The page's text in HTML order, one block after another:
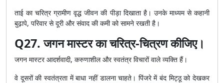
ताई का चरित्र ग्रामीण वृद्ध जीवन की पीड़ा दिखाता है। उनके माध्यम से कहानी
बुढ़ापे, परिवार से दूरी और संवाद की कमी को सामने रखती है।
Q27. जगन मास्टर का चरित्र-चित्रण कीजिए।
जगन मास्टर आदर्शवादी, करुणाशील और स्वतंत्र विचारों वाले व्यक्ति हैं।
वे दूसरों की स्वतंत्रता में बाधा नहीं डालना चाहते। पिंजरे में बंद मिट्ठू को देखकर